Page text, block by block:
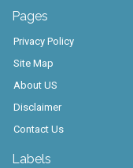
Pages
Privacy Policy
Site Map
About US
Disclaimer
Contact Us
Labels